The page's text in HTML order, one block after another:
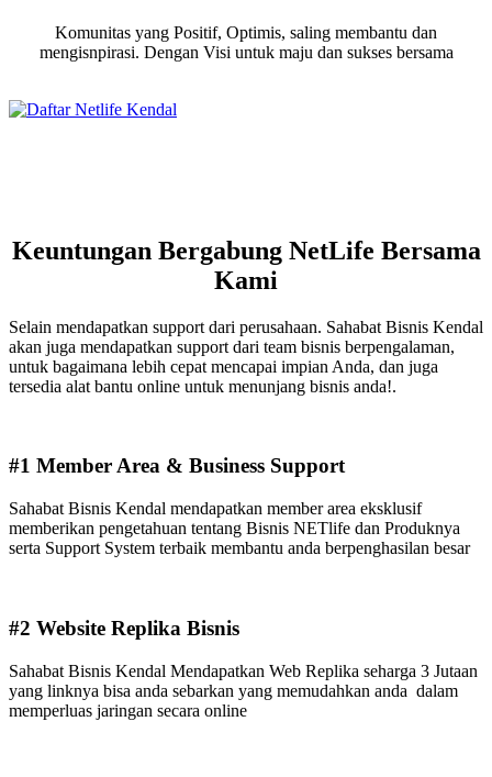
Komunitas yang Positif, Optimis, saling membantu dan
mengisnpirasi. Dengan Visi untuk maju dan sukses bersama
Keuntungan Bergabung NetLife Bersama
Kami
Selain mendapatkan support dari perusahaan. Sahabat Bisnis Kendal
akan juga mendapatkan support dari team bisnis berpengalaman,
untuk bagaimana lebih cepat mencapai impian Anda, dan juga
tersedia alat bantu online untuk menunjang bisnis anda!.
#1 Member Area & Business Support
Sahabat Bisnis Kendal mendapatkan member area eksklusif
memberikan pengetahuan tentang Bisnis NETlife dan Produknya
serta Support System terbaik membantu anda berpenghasilan besar
#2 Website Replika Bisnis
Sahabat Bisnis Kendal Mendapatkan Web Replika seharga 3 Jutaan
yang linknya bisa anda sebarkan yang memudahkan anda dalam
memperluas jaringan secara online